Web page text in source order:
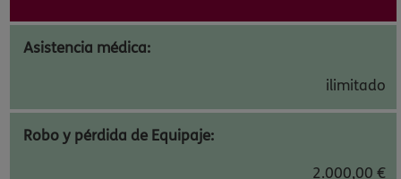
Asistencia médica:
ilimitado
Robo y pérdida de Equipaje:
2.000,00 €